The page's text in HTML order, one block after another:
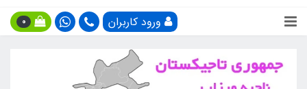
ورود کاربران 0